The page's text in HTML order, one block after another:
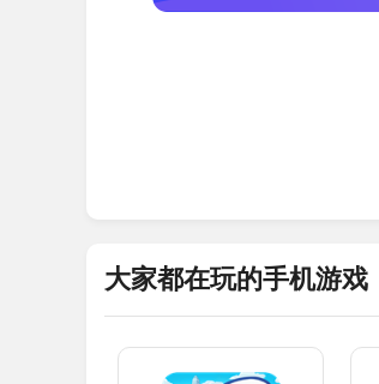
大家都在玩的手机游戏